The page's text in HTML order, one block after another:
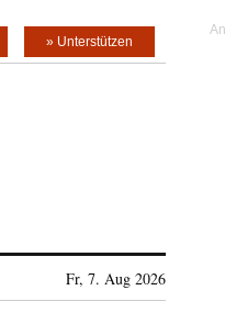
» Unterstützen
Fr, 7. Aug 2026